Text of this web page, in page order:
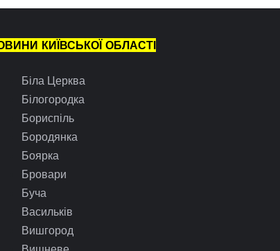
КИЇВСЬКОЇ ОБЛАСТІ
Біла Церква
Білогородка
Бориспіль
Бородянка
Боярка
Бровари
Буча
Васильків
Вишгород